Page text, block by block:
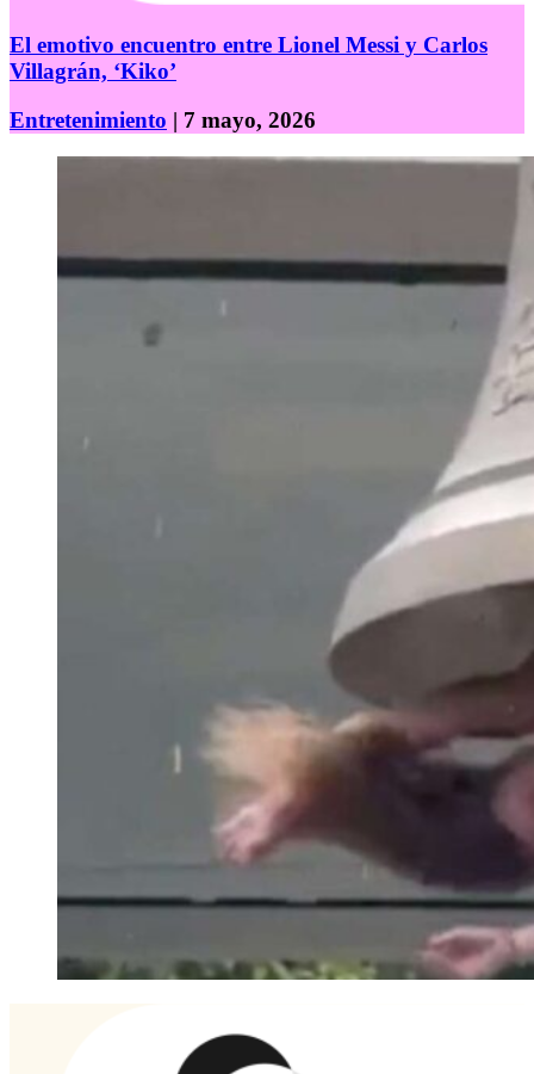
El emotivo encuentro entre Lionel Messi y Carlos
Villagrán, ‘Kiko’
Entretenimiento | 7 mayo, 2026